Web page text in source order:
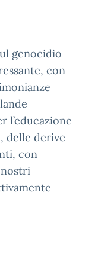
genocidio
con
l’educazione
delle derive
con